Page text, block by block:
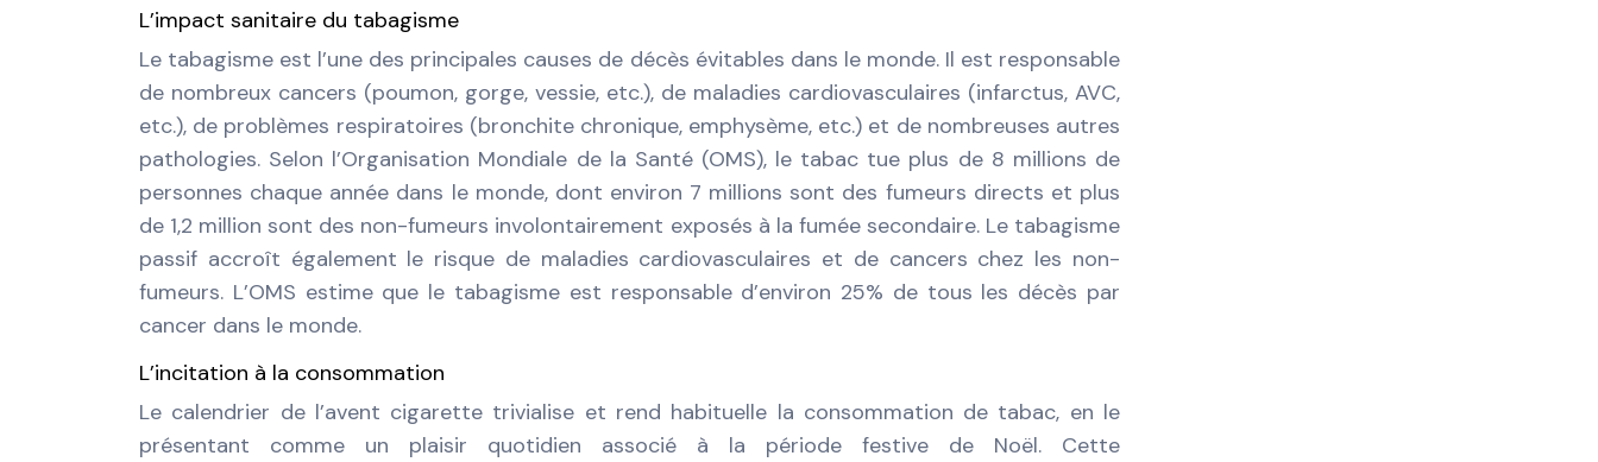
L’impact sanitaire du tabagisme
Le tabagisme est l’une des principales causes de décès évitables dans le monde. Il est responsable
de nombreux cancers (poumon, gorge, vessie, etc.), de maladies cardiovasculaires (infarctus, AVC,
etc.), de problèmes respiratoires (bronchite chronique, emphysème, etc.) et de nombreuses autres
pathologies. Selon l’Organisation Mondiale de la Santé (OMS), le tabac tue plus de 8 millions de
personnes chaque année dans le monde, dont environ 7 millions sont des fumeurs directs et plus
de 1,2 million sont des non-fumeurs involontairement exposés à la fumée secondaire. Le tabagisme
passif accroît également le risque de maladies cardiovasculaires et de cancers chez les non-
fumeurs. L’OMS estime que le tabagisme est responsable d’environ 25% de tous les décès par
cancer dans le monde.
L’incitation à la consommation
Le calendrier de l’avent cigarette trivialise et rend habituelle la consommation de tabac, en le
présentant comme un plaisir quotidien associé à la période festive de Noël. Cette